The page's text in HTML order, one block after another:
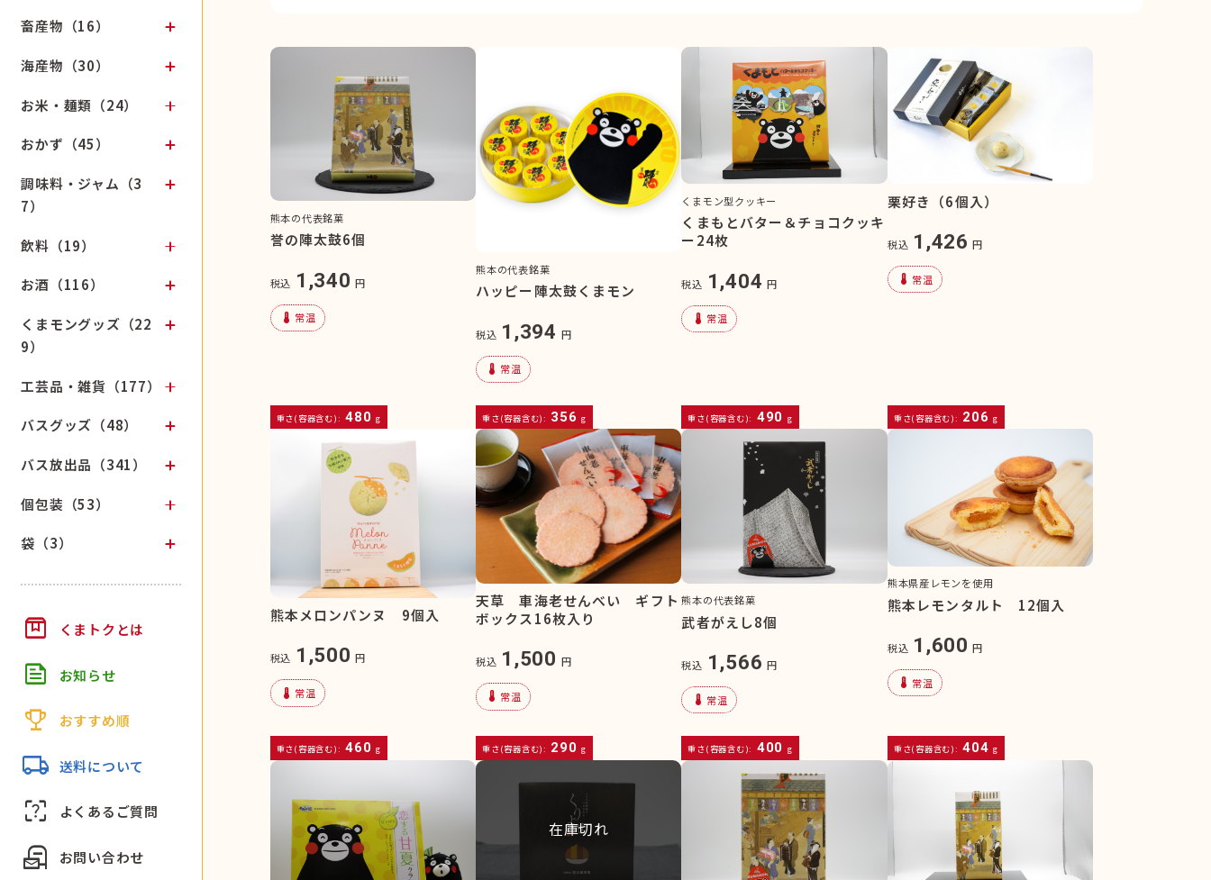
畜産物（16）
海産物（30）
お米・麺類（24）
おかず（45）
調味料・ジャム（3
7）
飲料（19）
お酒（116）
くまモングッズ（22
9）
工芸品・雑貨（177）
バスグッズ（48）
バス放出品（341）
個包装（53）
袋（3）
box くまトクとは
feed お知らせ
trophy おすすめ順
local_shipping 送料について
indeterminate_question_box よくあるご質問
local_post_office お問い合わせ
熊本の代表銘菓
誉の陣太鼓6個
税込 1,340 円
device_thermostat 常温
重さ(容器含む): 480 g
熊本の代表銘菓
ハッピー陣太鼓くまモン
税込 1,394 円
device_thermostat 常温
重さ(容器含む): 356 g
くまモン型クッキー
くまもとバター＆チョコクッキ
ー24枚
税込 1,404 円
device_thermostat 常温
重さ(容器含む): 490 g
栗好き（6個入）
税込 1,426 円
device_thermostat 常温
重さ(容器含む): 206 g
熊本メロンパンヌ 9個入
税込 1,500 円
device_thermostat 常温
重さ(容器含む): 460 g
天草 車海老せんべい ギフト
ボックス16枚入り
税込 1,500 円
device_thermostat 常温
重さ(容器含む): 290 g
熊本の代表銘菓
武者がえし8個
税込 1,566 円
device_thermostat 常温
重さ(容器含む): 400 g
熊本県産レモンを使用
熊本レモンタルト 12個入
税込 1,600 円
device_thermostat 常温
重さ(容器含む): 404 g
在庫切れ